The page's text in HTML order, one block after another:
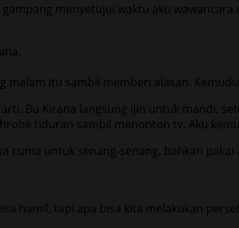
menyetujui waktu aku wawancara
itu sambil memberi alasan.
Bu Kirana langsung ijin untuk mandi,
tiduran sambil menonton tv. Aku
cuma untuk senang-senang, bahkan
hamil, tapi apa bisa kita melakukan